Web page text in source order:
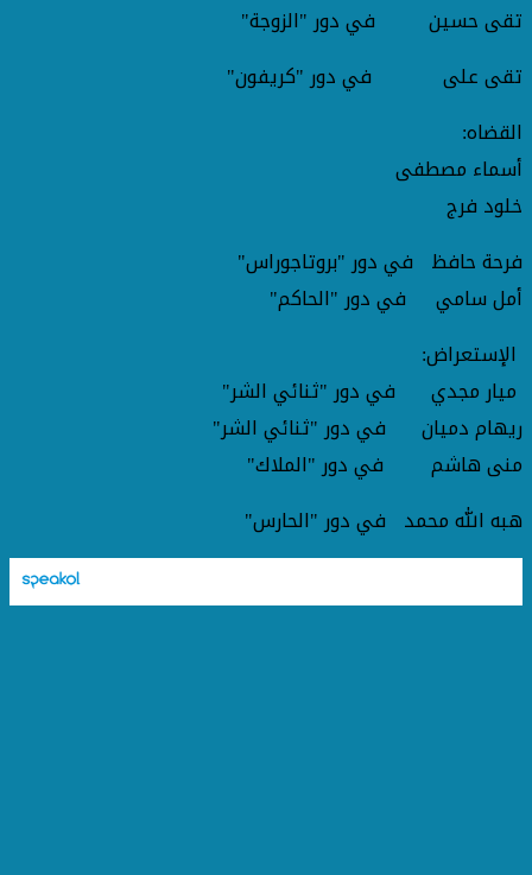
تقى حسين في دور "الزوجة"
تقى على في دور "كريفون"
القضاه:
أسماء مصطفى
خلود فرج
فرحة حافظ في دور "بروتاجوراس"
أمل سامي في دور "الحاكم"
الإستعراض:
ميار مجدي في دور "ثنائي الشر"
ريهام دميان في دور "ثنائي الشر"
منى هاشم في دور "الملاك"
هبه الله محمد في دور "الحارس"